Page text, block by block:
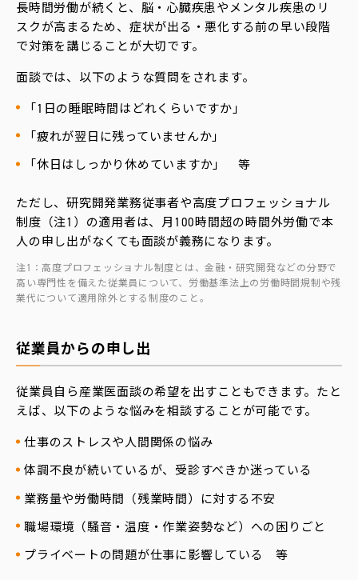
長時間労働が続くと、脳・心臓疾患やメンタル疾患のリ
スクが高まるため、症状が出る・悪化する前の早い段階
で対策を講じることが大切です。
面談では、以下のような質問をされます。
「1日の睡眠時間はどれくらいですか」
「疲れが翌日に残っていませんか」
「休日はしっかり休めていますか」 等
ただし、研究開発業務従事者や高度プロフェッショナル
制度（注1）の適用者は、月100時間超の時間外労働で本
人の申し出がなくても面談が義務になります。
注1：高度プロフェッショナル制度とは、金融・研究開発などの分野で
高い専門性を備えた従業員について、労働基準法上の労働時間規制や残
業代について適用除外とする制度のこと。
従業員からの申し出
従業員自ら産業医面談の希望を出すこともできます。たと
えば、以下のような悩みを相談することが可能です。
仕事のストレスや人間関係の悩み
体調不良が続いているが、受診すべきか迷っている
業務量や労働時間（残業時間）に対する不安
職場環境（騒音・温度・作業姿勢など）への困りごと
プライベートの問題が仕事に影響している 等